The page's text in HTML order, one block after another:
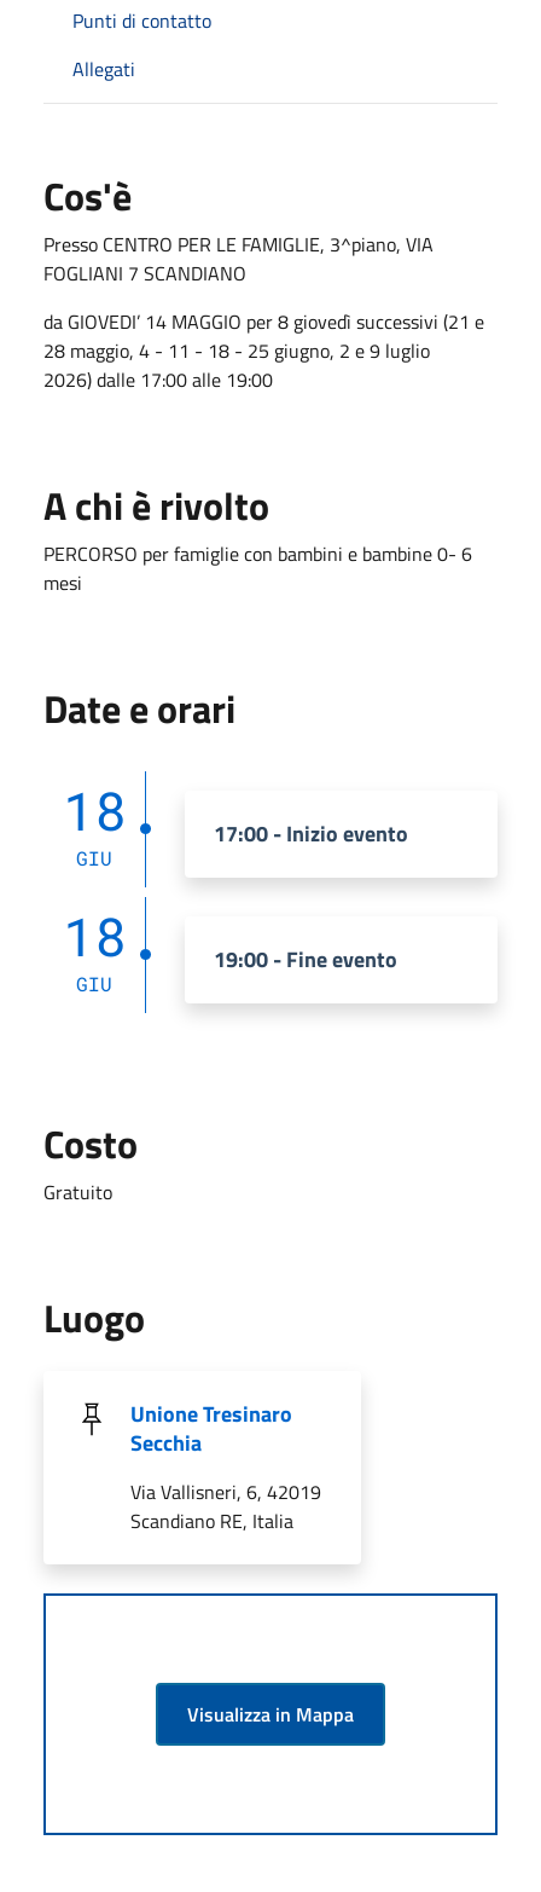
Punti di contatto
Allegati
Cos'è
Presso CENTRO PER LE FAMIGLIE, 3^piano, VIA
FOGLIANI 7 SCANDIANO
da GIOVEDI’ 14 MAGGIO per 8 giovedì successivi (21 e
28 maggio, 4 - 11 - 18 - 25 giugno, 2 e 9 luglio
2026) dalle 17:00 alle 19:00
A chi è rivolto
PERCORSO per famiglie con bambini e bambine 0- 6
mesi
Date e orari
18
GIU
17:00 - Inizio evento
18
GIU
19:00 - Fine evento
Costo
Gratuito
Luogo
Unione Tresinaro
Secchia
Via Vallisneri, 6, 42019
Scandiano RE, Italia
Visualizza in Mappa